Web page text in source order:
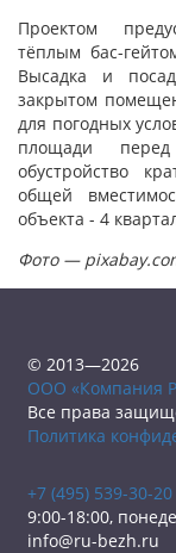
Проектом
тёплым бас-
Высадка и
закрытом
для погодных
площади
обустройство
общей
объекта - 4
Фото —
© 2013—2026
ООО «Компания
Все права
Политика
+7 (495) 539-30-20
9:00-18:00,
info@ru-bezh.ru